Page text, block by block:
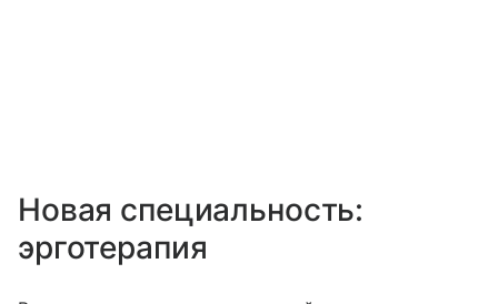
Новая специальность:
эрготерапия